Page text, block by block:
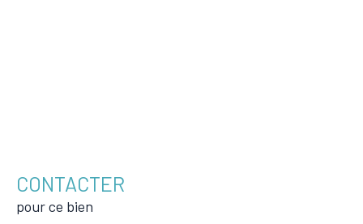
CONTACTER
pour ce bien